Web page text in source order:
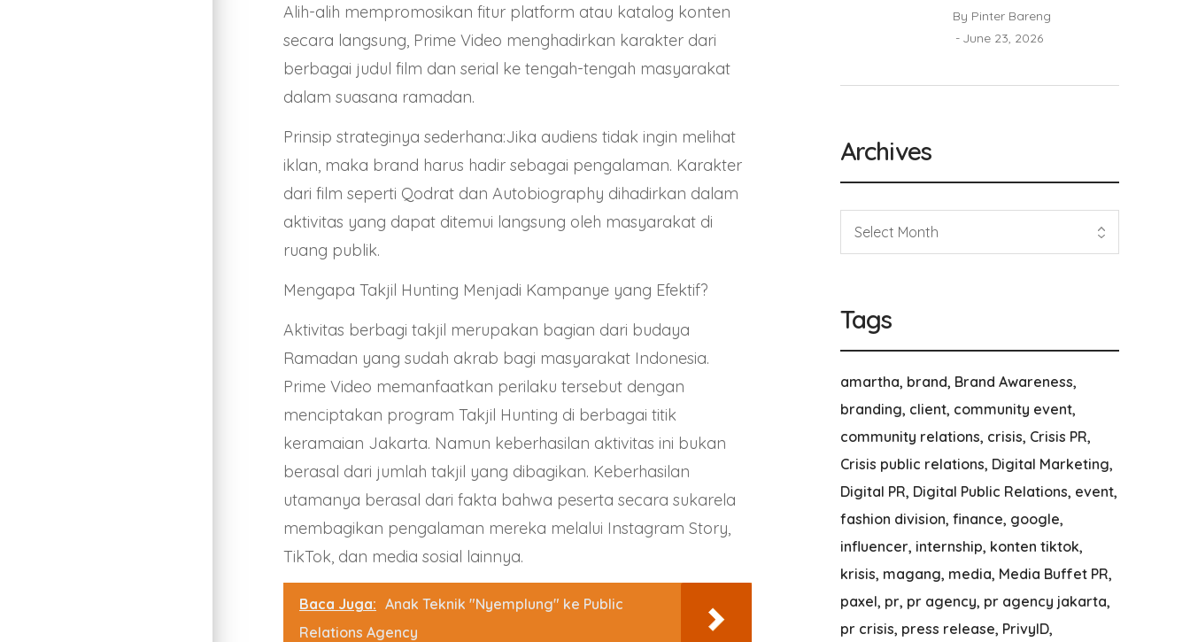
Alih-alih mempromosikan fitur platform atau katalog konten
secara langsung, Prime Video menghadirkan karakter dari
berbagai judul film dan serial ke tengah-tengah masyarakat
dalam suasana ramadan.
Prinsip strateginya sederhana:Jika audiens tidak ingin melihat
iklan, maka brand harus hadir sebagai pengalaman. Karakter
dari film seperti Qodrat dan Autobiography dihadirkan dalam
aktivitas yang dapat ditemui langsung oleh masyarakat di
ruang publik.
Mengapa Takjil Hunting Menjadi Kampanye yang Efektif?
Aktivitas berbagi takjil merupakan bagian dari budaya
Ramadan yang sudah akrab bagi masyarakat Indonesia.
Prime Video memanfaatkan perilaku tersebut dengan
menciptakan program Takjil Hunting di berbagai titik
keramaian Jakarta. Namun keberhasilan aktivitas ini bukan
berasal dari jumlah takjil yang dibagikan. Keberhasilan
utamanya berasal dari fakta bahwa peserta secara sukarela
membagikan pengalaman mereka melalui Instagram Story,
TikTok, dan media sosial lainnya.
Baca Juga: Anak Teknik "Nyemplung" ke Public
Relations Agency
By Pinter Bareng
June 23, 2026
Archives
Tags
amartha brand Brand Awareness
branding client community event
community relations crisis Crisis PR
Crisis public relations Digital Marketing
Digital PR Digital Public Relations event
fashion division finance google
influencer internship konten tiktok
krisis magang media Media Buffet PR
paxel pr pr agency pr agency jakarta
pr crisis press release PrivyID